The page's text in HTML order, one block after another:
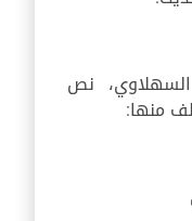
نص
منها: